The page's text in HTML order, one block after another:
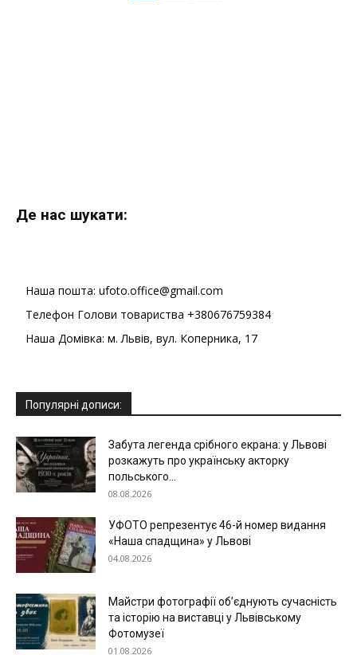
Де нас шукати:
Наша пошта: ufoto.office@gmail.com
Телефон Голови товариства +380676759384
Наша Домівка: м. Львів, вул. Коперника, 17
Популярні дописи:
Забута легенда срібного екрана: у Львові
розкажуть про українську акторку
польського...
08.08.2026
УФОТО репрезентує 46-й номер видання
«Наша спадщина» у Львові
04.08.2026
Майстри фотографії об’єднують сучасність
та історію на виставці у Львівському
Фотомузеї
01.08.2026